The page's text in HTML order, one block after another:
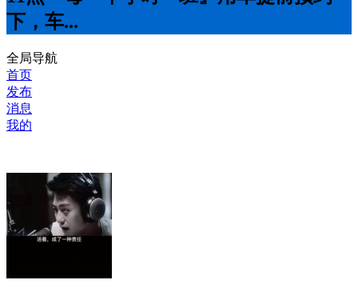
下，车...
全局导航
首页
发布
消息
我的